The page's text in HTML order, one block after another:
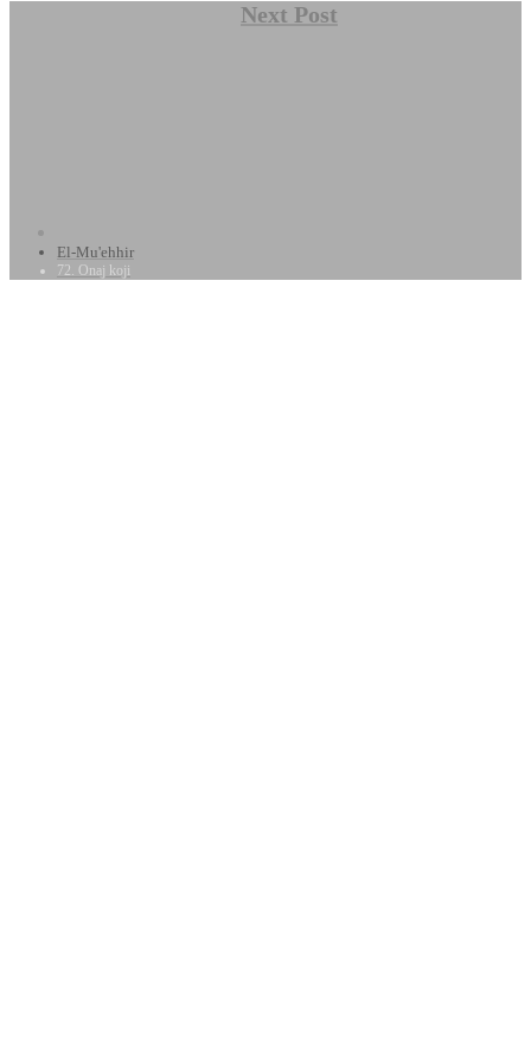
Next Post
El-Mu'ehhir
72. Onaj koji